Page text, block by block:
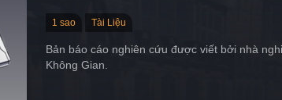
1 sao Tài Liệu
Bản báo cáo nghiên cứu được viết bởi nhà
Không Gian.